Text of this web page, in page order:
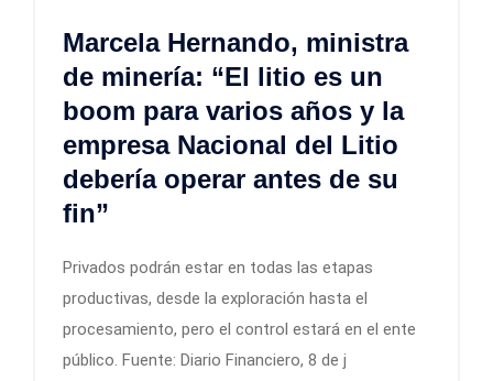
Marcela Hernando, ministra
de minería: “El litio es un
boom para varios años y la
empresa Nacional del Litio
debería operar antes de su
fin”
Privados podrán estar en todas las etapas
productivas, desde la exploración hasta el
procesamiento, pero el control estará en el ente
público. Fuente: Diario Financiero, 8 de j